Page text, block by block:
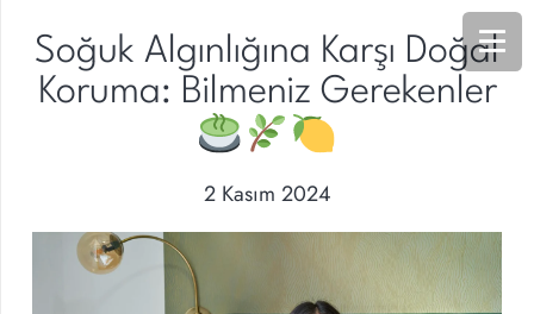
Soğuk Algınlığına Karşı Doğal
Koruma: Bilmeniz Gerekenler
2 Kasım 2024